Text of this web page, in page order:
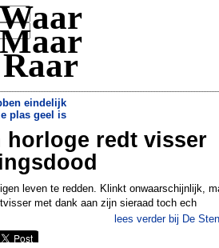
Raar
eindelijk
plas geel is
Evelien (74) vergat vestje te betalen bij
kringloopwinkel: ‘181 euro boete, zijn
ze nou helemaal besodemieterd?’
horloge redt visser
leven te redden. Klinkt onwaarschijnlijk,
met dank aan zijn sieraad toch ech
lees verder bij De